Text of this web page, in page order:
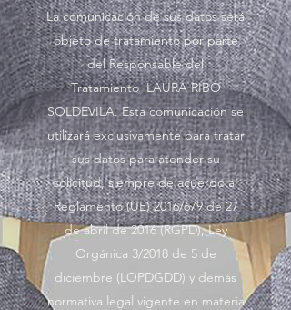
La comunicación de sus datos será
objeto de tratamiento por parte
del Responsable del
Tratamiento LAURA RIBÓ
SOLDEVILA. Esta comunicación se
utilizará exclusivamente para tratar
sus datos para atender su
solicitud, siempre de acuerdo al
Reglamento (UE) 2016/679 de 27
de abril de 2016 (RGPD), Ley
Orgánica 3/2018 de 5 de
diciembre (LOPDGDD) y demás
normativa legal vigente en materia